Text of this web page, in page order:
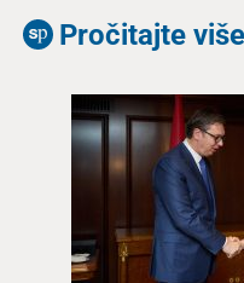
Pročitajte više